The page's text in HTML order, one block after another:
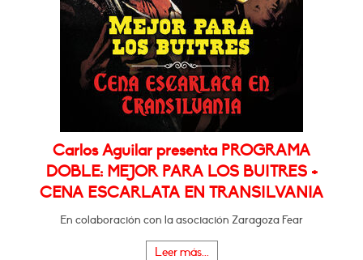
Carlos Aguilar presenta PROGRAMA
DOBLE: MEJOR PARA LOS BUITRES +
CENA ESCARLATA EN TRANSILVANIA
En colaboración con la asociación Zaragoza Fear
Leer más...